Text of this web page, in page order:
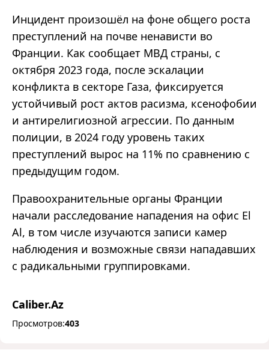
Инцидент произошёл на фоне общего роста
преступлений на почве ненависти во
Франции. Как сообщает МВД страны, с
октября 2023 года, после эскалации
конфликта в секторе Газа, фиксируется
устойчивый рост актов расизма, ксенофобии
и антирелигиозной агрессии. По данным
полиции, в 2024 году уровень таких
преступлений вырос на 11% по сравнению с
предыдущим годом.
Правоохранительные органы Франции
начали расследование нападения на офис El
Al, в том числе изучаются записи камер
наблюдения и возможные связи нападавших
с радикальными группировками.
Caliber.Az
Просмотров:403